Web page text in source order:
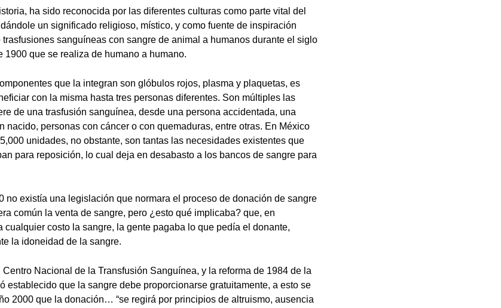
ha sido reconocida por las diferentes culturas como parte vital del
un significado religioso, místico, y como fuente de inspiración
trasfusiones sanguíneas con sangre de animal a humanos durante el siglo
1900 que se realiza de humano a humano.
que la integran son glóbulos rojos, plasma y plaquetas, es
con la misma hasta tres personas diferentes. Son múltiples las
de una trasfusión sanguínea, desde una persona accidentada, una
nacido, personas con cáncer o con quemaduras, entre otras. En México
unidades, no obstante, son tantas las necesidades existentes que
para reposición, lo cual deja en desabasto a los bancos de sangre para
no existía una legislación que normara el proceso de donación de sangre
común la venta de sangre, pero ¿esto qué implicaba? que, en
cualquier costo la sangre, la gente pagaba lo que pedía el donante,
la idoneidad de la sangre.
Nacional de la Transfusión Sanguínea, y la reforma de 1984 de la
establecido que la sangre debe proporcionarse gratuitamente, a esto se
2000 que la donación… “se regirá por principios de altruismo, ausencia